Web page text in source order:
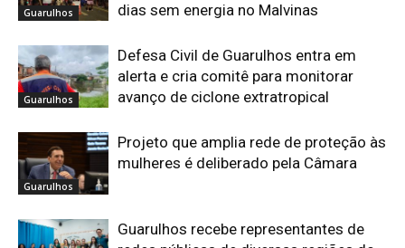
Guarulhos
dias sem energia no Malvinas
Guarulhos
Defesa Civil de Guarulhos entra em
alerta e cria comitê para monitorar
avanço de ciclone extratropical
Guarulhos
Projeto que amplia rede de proteção às
mulheres é deliberado pela Câmara
Guarulhos recebe representantes de